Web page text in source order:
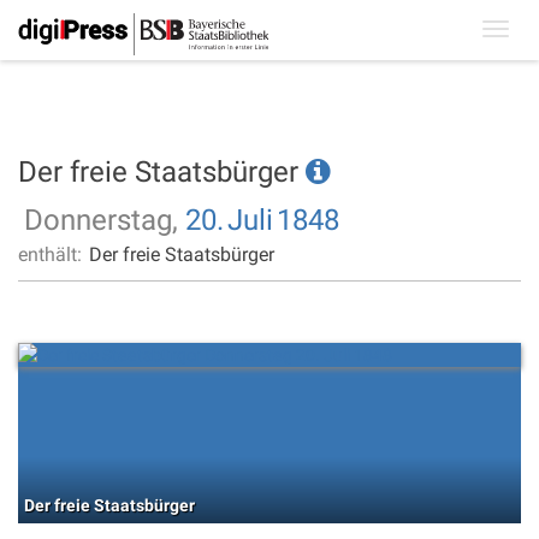
Der freie Staatsbürger
Donnerstag, 20.Juli 1848
enthält: Der freie Staatsbürger
Der freie Staatsbürger